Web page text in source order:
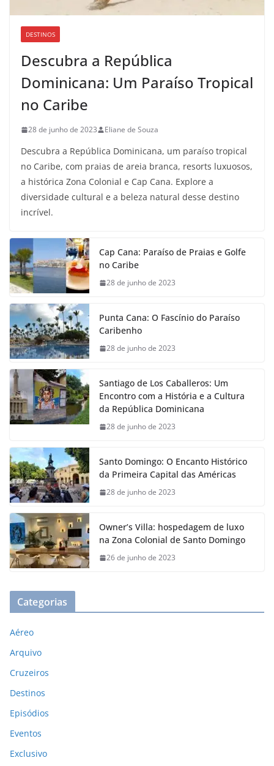
DESTINOS
Descubra a República
Dominicana: Um Paraíso Tropical
no Caribe
28 de junho de 2023 Eliane de Souza
Descubra a República Dominicana, um paraíso tropical
no Caribe, com praias de areia branca, resorts luxuosos,
a histórica Zona Colonial e Cap Cana. Explore a
diversidade cultural e a beleza natural desse destino
incrível.
Cap Cana: Paraíso de Praias e Golfe
no Caribe
28 de junho de 2023
Punta Cana: O Fascínio do Paraíso
Caribenho
28 de junho de 2023
Santiago de Los Caballeros: Um
Encontro com a História e a Cultura
da República Dominicana
28 de junho de 2023
Santo Domingo: O Encanto Histórico
da Primeira Capital das Américas
28 de junho de 2023
Owner’s Villa: hospedagem de luxo
na Zona Colonial de Santo Domingo
26 de junho de 2023
Categorias
Aéreo
Arquivo
Cruzeiros
Destinos
Episódios
Eventos
Exclusivo